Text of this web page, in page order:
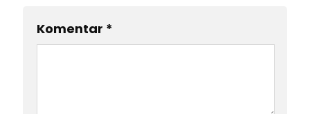
Komentar *